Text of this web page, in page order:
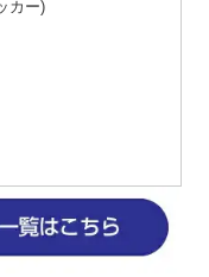
カー)